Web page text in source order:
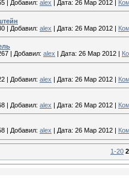
| Добавил: alex | Дата: 26 Мар 2012 |
| Добавил: alex | Дата: 26 Мар 2012 |
Добавил: alex Дата: 26 Мар 2012
| Добавил: alex | Дата: 26 Мар 2012 |
| Добавил: alex | Дата: 26 Мар 2012 |
Добавил: alex Дата: 26 Мар 2012
1-20